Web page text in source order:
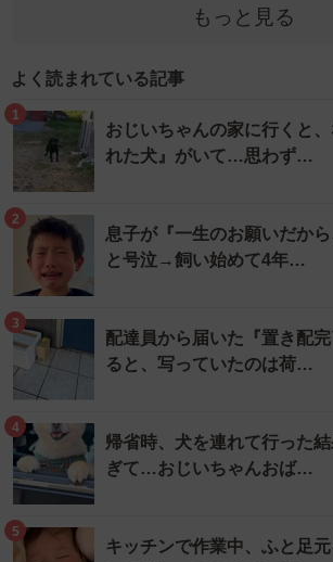
もっと見る
よく読まれている記事
1
おじいちゃんの家に行くと
れた犬』がいて…思わず…
2
息子が『一生のお願いだから
と号泣→飼い始めて4年…
3
配達員から届いた『置き配
ると、写っていたのは荷…
4
帰省時、犬を連れて行った
ぎて…おじいちゃんおば…
5
キッチンで作業中、ふと足